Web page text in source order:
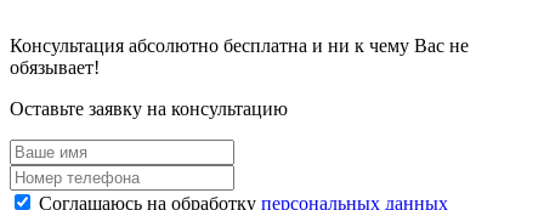
Консультация абсолютно бесплатна и ни к чему Вас не
обязывает!
Оставьте заявку на консультацию
Соглашаюсь на обработку персональных данных